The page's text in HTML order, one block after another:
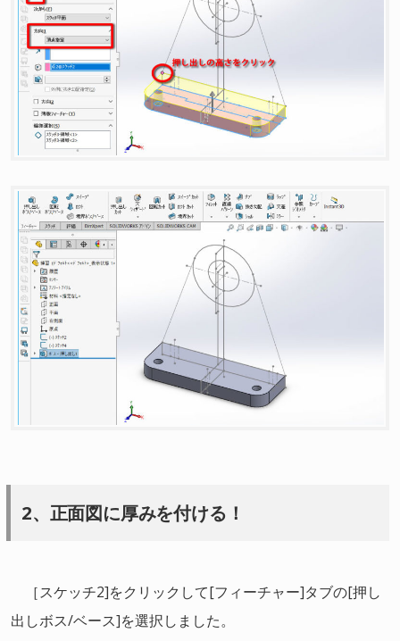
2、正面図に厚みを付ける！
［スケッチ2]をクリックして[フィーチャー]タブの[押し
出しボス/ベース]を選択しました。